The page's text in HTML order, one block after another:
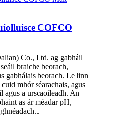
COFCO
Co., Ltd. ag gabháil
braiche beorach,
gabhálais beorach. Le linn
mhór séarachais, agus
agus a urscaoileadh. An
as ár méadar pH,